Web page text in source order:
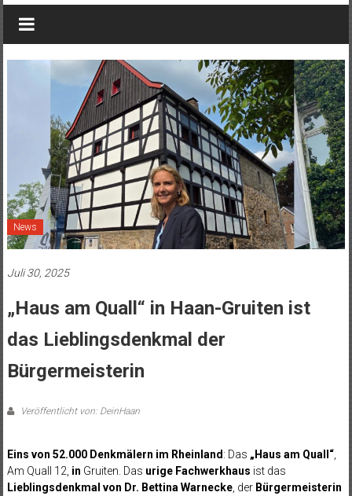
News
Juli 30, 2025
„Haus am Quall“ in Haan-Gruiten ist
das Lieblingsdenkmal der
Bürgermeisterin
Veröffentlicht von: DeinHaan
Eins von 52.000 Denkmälern im Rheinland : Das „Haus am Quall“,
Am Quall 12, in Gruiten. Das urige Fachwerkhaus ist das
Lieblingsdenkmal von Dr. Bettina Warnecke, der Bürgermeisterin